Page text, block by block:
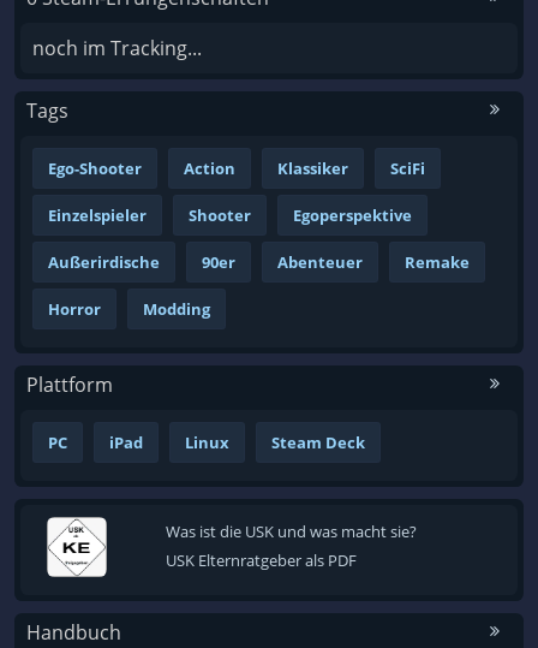
noch im Tracking...
Tags
Ego-Shooter Action Klassiker SciFi
Einzelspieler Shooter Egoperspektive
Außerirdische 90er Abenteuer Remake
Horror Modding
Plattform
PC iPad Linux Steam Deck
Was ist die USK und was macht sie?
USK Elternratgeber als PDF
Handbuch